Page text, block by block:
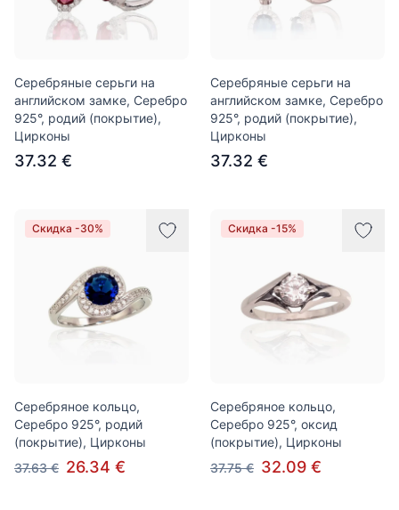
Серебряные серьги на
английском замке, Серебро
925°, родий (покрытие),
Цирконы
37.32 €
Серебряные серьги на
английском замке, Серебро
925°, родий (покрытие),
Цирконы
37.32 €
Скидка -30%
Серебряное кольцо,
Серебро 925°, родий
(покрытие), Цирконы
37.63 € 26.34 €
Скидка -15%
Серебряное кольцо,
Серебро 925°, оксид
(покрытие), Цирконы
37.75 € 32.09 €